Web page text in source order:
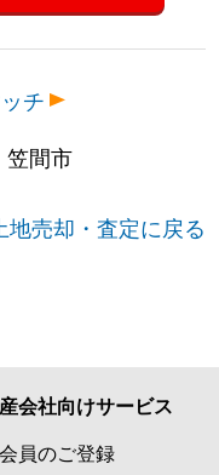
チ
笠間市
地売却・査定に戻る
会社向けサービス
員のご登録